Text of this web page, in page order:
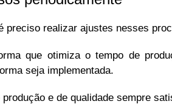
preciso realizar ajustes nesses
que otimiza o tempo de
seja implementada.
e de qualidade sempre